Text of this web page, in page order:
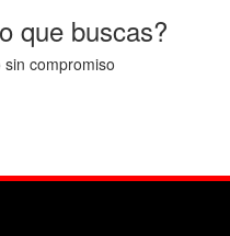
que buscas?
compromiso